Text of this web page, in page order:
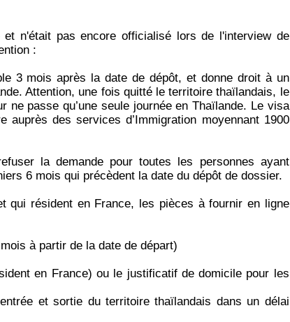
n'était pas encore officialisé lors de l'interview de
:
3 mois après la date de dépôt, et donne droit à un
Attention, une fois quitté le territoire thaïlandais, le
passe qu’une seule journée en Thaïlande. Le visa
auprès des services d’Immigration moyennant 1900
la demande pour toutes les personnes ayant
6 mois qui précèdent la date du dépôt de dossier.
qui résident en France, les pièces à fournir en ligne
à partir de la date de départ)
en France) ou le justificatif de domicile pour les
et sortie du territoire thaïlandais dans un délai